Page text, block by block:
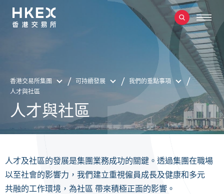
香港交易所集團 可持續發展
我們的重點事項
人才與社區
人才與社區
人才及社區的發展是集團業務成功的關鍵。透過集團在職場
以至社會的影響力，我們建立重視僱員成長及健康和多元
共融的工作環境，為社區 帶來積極正面的影響。